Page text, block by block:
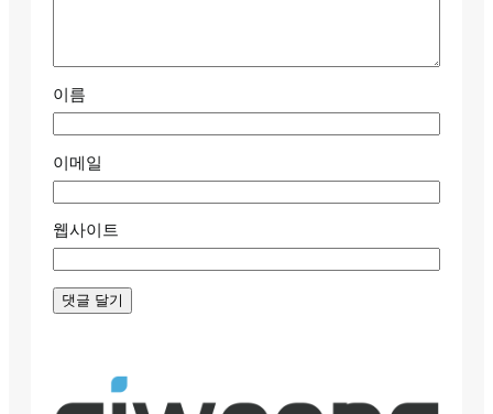
이름
이메일
웹사이트